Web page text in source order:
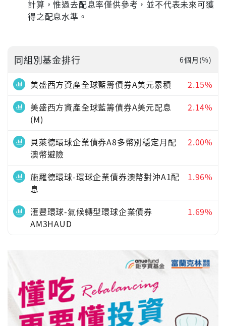
計算，惟過去配息率僅供參考，並不代表未來可獲
得之配息水準。
同組別基金排行 6個月(%)
美盛西方資產全球藍籌債券A美元累積
2.15%
美盛西方資產全球藍籌債券A美元配息
(M)
2.14%
貝萊德環球企業債券A8多幣別穩定月配
澳幣避險
2.00%
施羅德環球-環球企業債券澳幣對沖A1配
息
1.96%
滙豐環球-氣候轉型環球企業債券
AM3HAUD
1.69%